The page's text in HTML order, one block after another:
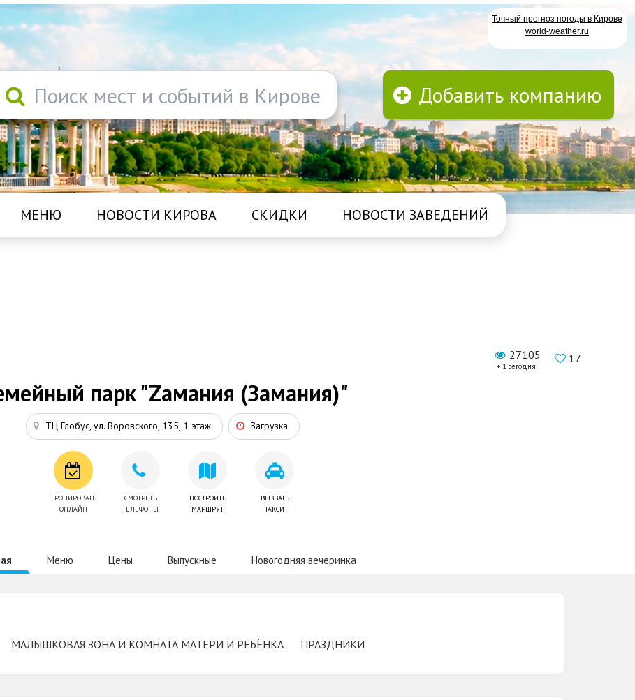
Точный прогноз погоды в Кирове
world-weather.ru
Поиск мест и событий в Кирове Добавить компанию
МЕНЮ НОВОСТИ КИРОВА СКИДКИ НОВОСТИ ЗАВЕДЕНИЙ
27105
+ 1 сегодня
17
парк "Zамания (Замания)"
ТЦ Глобус, ул. Воровского, 135, 1 этаж Загрузка
БРОНИРОВАТЬ
ОНЛАЙН
СМОТРЕТЬ
ТЕЛЕФОНЫ
ПОСТРОИТЬ
МАРШРУТ
ВЫЗВАТЬ
ТАКСИ
Меню Цены Выпускные Новогодняя вечеринка
МАЛЫШКОВАЯ ЗОНА И КОМНАТА МАТЕРИ И РЕБЁНКА ПРАЗДНИКИ